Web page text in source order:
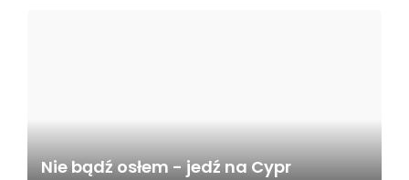
Nie bądź osłem - jedź na Cypr